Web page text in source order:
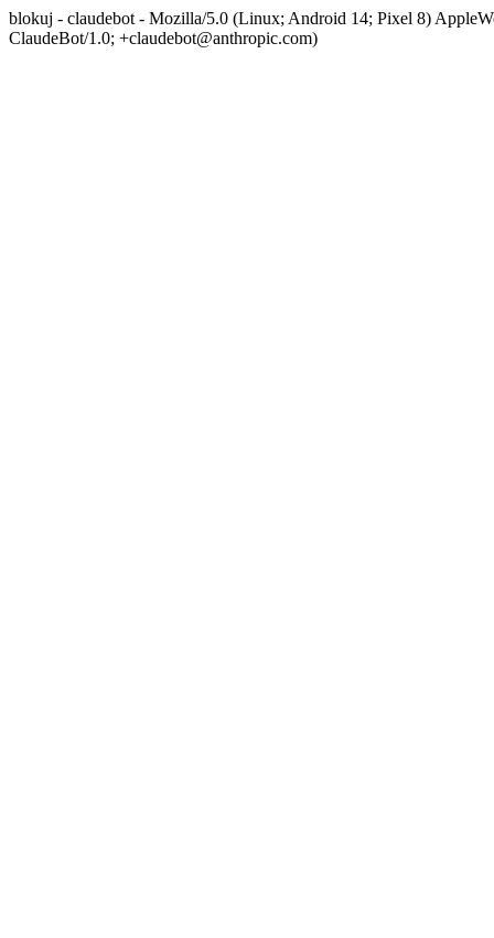
blokuj - claudebot - Mozilla/5.0 (Linux; Android 14; Pixel 8)
ClaudeBot/1.0; +claudebot@anthropic.com)